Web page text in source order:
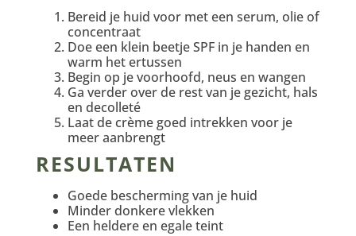
Bereid je huid voor met een serum, olie of
concentraat
Doe een klein beetje SPF in je handen en
warm het ertussen
Begin op je voorhoofd, neus en wangen
Ga verder over de rest van je gezicht, hals
en decolleté
Laat de crème goed intrekken voor je
meer aanbrengt
RESULTATEN
Goede bescherming van je huid
Minder donkere vlekken
Een heldere en egale teint